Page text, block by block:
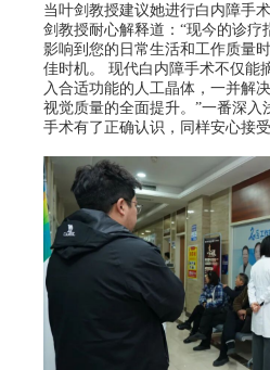
当叶剑教授建议她进行白内障手
剑教授耐心解释道： “现今的诊疗
影响到您的日常生活和工作质量
佳时机。 现代白内障手术不仅能
入合适功能的人工晶体，一并解
视觉质量的全面提升。”一番深入
手术有了正确认识，同样安心接受